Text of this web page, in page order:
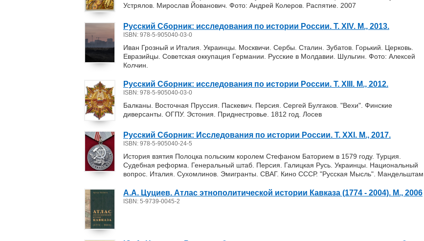
Устрялов. Мирослав Йованович. Фото: Андрей Колеров. Распятие. 2007
Русский Сборник: исследования по истории Роcсии. Т. XIV. М., 2013.
ISBN: 978-5-905040-03-0
Иван Грозный и Италия. Украинцы. Москвичи. Сербы. Сталин. Зубатов. Горький. Церковь.
Евразийцы. Советская оккупация Германии. Русские в Молдавии. Шульгин. Фото: Алексей
Колчин.
Русский Сборник: исследования по истории Роcсии. Т. XIII. М., 2012.
ISBN: 978-5-905040-03-0
Балканы. Восточная Пруссия. Паскевич. Персия. Сергей Булгаков. "Вехи". Финские
диверсанты. ОГПУ. Эстония. Приднестровье. 1812 год. Лосев
Русский Сборник: Исследования по истории России. Т. XXI. М., 2017.
ISBN: 978-5-905040-24-5
История взятия Полоцка польским королем Стефаном Баторием в 1579 году. Турция.
Судебная реформа. Генеральный штаб. Персия. Галицкая Русь. Украинцы. Национальный
вопрос. Италия. Сухомлинов. Эмигранты. СВАГ. Кино СССР. "Русская Мысль". Мандельштам
А.А. Цуциев. Атлас этнополитической истории Кавказа (1774 - 2004). М., 2006
ISBN: 5-9739-0045-2